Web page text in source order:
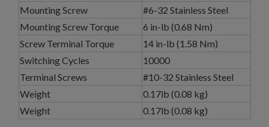
Mounting Screw
#6-32 Stainless Steel
Mounting Screw Torque
6 in-lb (0.68 Nm)
Screw Terminal Torque
14 in-lb (1.58 Nm)
Switching Cycles
10000
Terminal Screws
#10-32 Stainless Steel
Weight
0.17lb (0.08 kg)
Weight
0.17lb (0.08 kg)